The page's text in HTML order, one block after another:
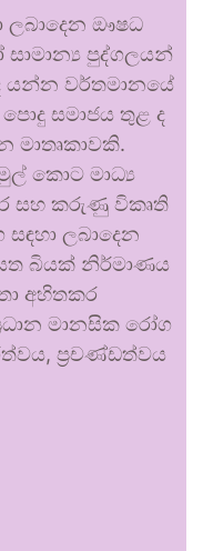
ලබාදෙන ඖෂධ
පුද්ගලයන්
යන්න වර්තමානයේ
සමාජය තුළ ද
කොට මාධ්‍ය
සහ කරුණු විකෘති
ලබාදෙන
බියක් නිර්මාණය
අහිතකර
මානසික රෝග
ප්‍රචණ්ඩත්වය